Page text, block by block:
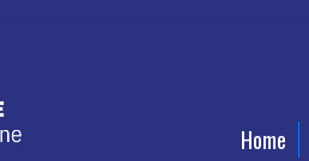
Home